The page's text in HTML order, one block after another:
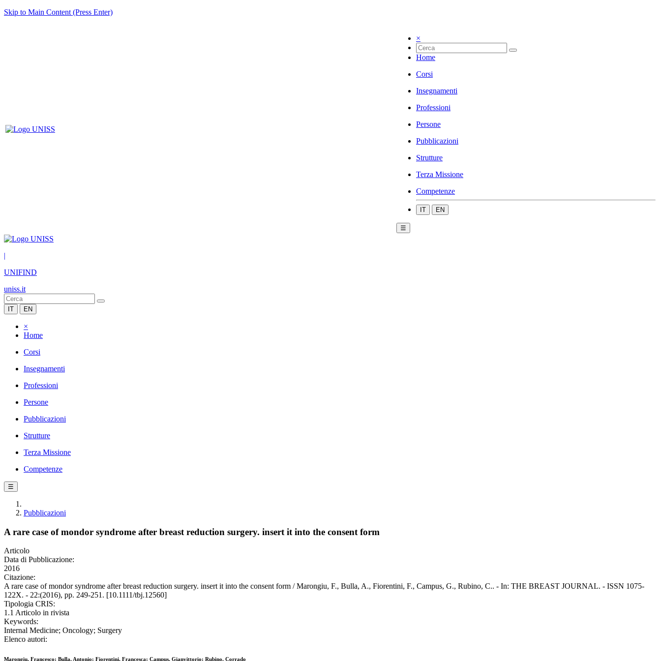
Skip to Main Content (Press Enter)
×
Home
Corsi
Insegnamenti
Professioni
Persone
Pubblicazioni
Strutture
Terza Missione
Competenze
IT EN
☰
|
UNIFIND
uniss.it
IT EN
×
Home
Corsi
Insegnamenti
Professioni
Persone
Pubblicazioni
Strutture
Terza Missione
Competenze
☰
Pubblicazioni
A rare case of mondor syndrome after breast reduction surgery. insert it into the consent form
Articolo
Data di Pubblicazione:
2016
Citazione:
A rare case of mondor syndrome after breast reduction surgery. insert it into the consent form / Marongiu, F., Bulla, A., Fiorentini, F., Campus, G., Rubino, C.. - In: THE BREAST JOURNAL. - ISSN 1075-
122X. - 22:(2016), pp. 249-251. [10.1111/tbj.12560]
Tipologia CRIS:
1.1 Articolo in rivista
Keywords:
Internal Medicine; Oncology; Surgery
Elenco autori:
Marongiu, Francesco; Bulla, Antonio; Fiorentini, Francesca; Campus, Gianvittorio; Rubino, Corrado